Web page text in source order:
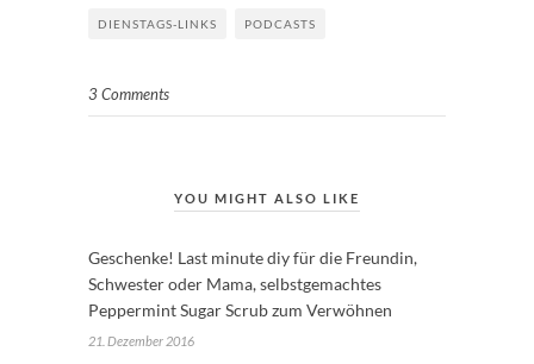
DIENSTAGS-LINKS PODCASTS
3 Comments
YOU MIGHT ALSO LIKE
Geschenke! Last minute diy für die Freundin,
Schwester oder Mama, selbstgemachtes
Peppermint Sugar Scrub zum Verwöhnen
21. Dezember 2016